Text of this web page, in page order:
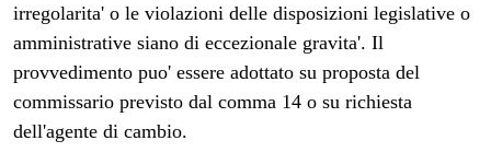
irregolarita' o le violazioni delle disposizioni legislative o
amministrative siano di eccezionale gravita'. Il
provvedimento puo' essere adottato su proposta del
commissario previsto dal comma 14 o su richiesta
dell'agente di cambio.